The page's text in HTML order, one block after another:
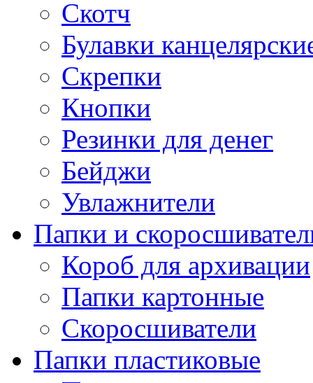
Скотч
Булавки
Скрепки
Кнопки
Резинки для денег
Бейджи
Увлажнители
Папки и
Короб для архивации
Папки картонные
Скоросшиватели
Папки пластиковые